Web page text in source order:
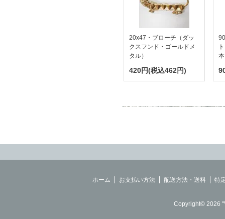
20x47・ブローチ（ダッ
クスフンド・ゴールドメ
タル）
420円(税込462円)
ホーム お支払い方法 配送方法・送料 特
Copyright© 2026